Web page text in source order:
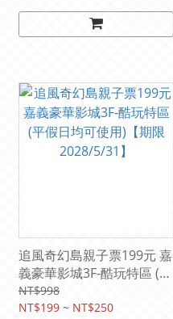
追風奇幻島親子票199元 嘉
義豪華影城3F-酷玩特區 (平
假日均可使用)【期限
2028/5/31】
NT$998
NT$199 ~ NT$250